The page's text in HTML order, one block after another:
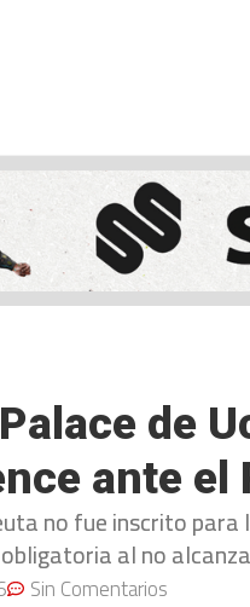
de
ante el
no fue inscrito
al no
Sin Comentarios